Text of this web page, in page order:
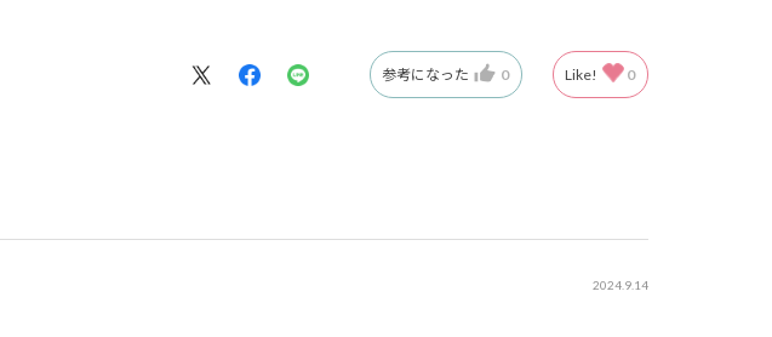
参考になった 0 Like! 0
2024.9.14